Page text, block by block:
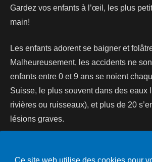
Gardez vos enfants à l’œil, les plus
main!
Les enfants adorent se baigner et
Malheureusement, les accidents ne
enfants entre 0 et 9 ans se noient
Suisse, le plus souvent dans des eaux
rivières ou ruisseaux), et plus de 20
lésions graves.